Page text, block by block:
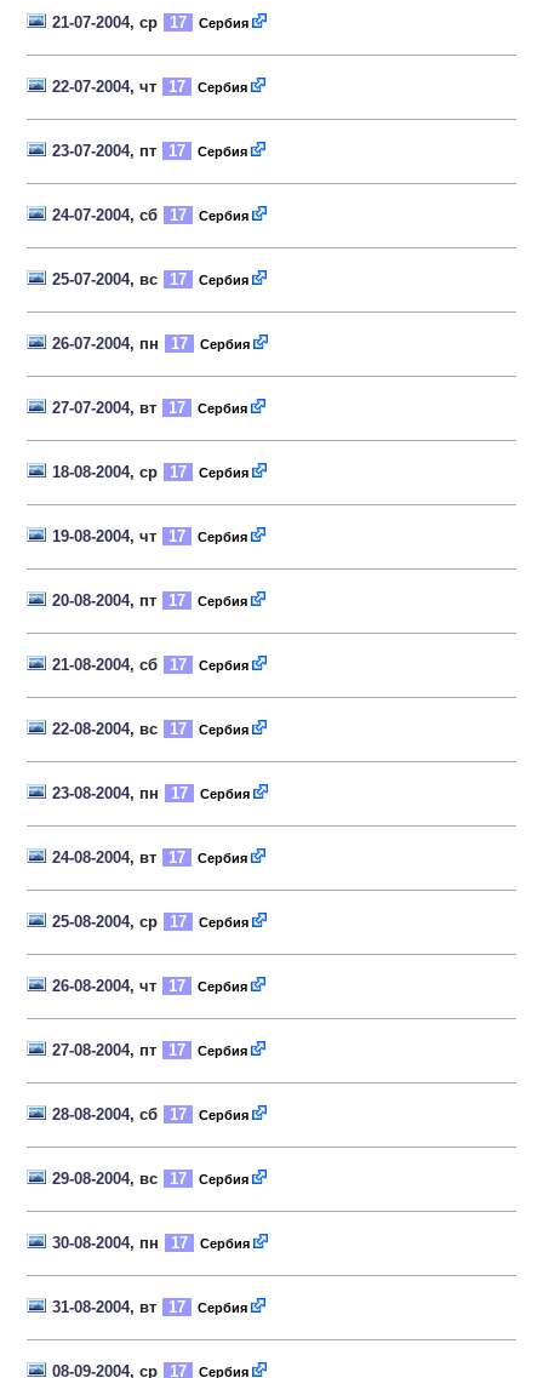
21-07-2004, ср 17 Сербия
22-07-2004, чт 17 Сербия
23-07-2004, пт 17 Сербия
24-07-2004, сб 17 Сербия
25-07-2004, вс 17 Сербия
26-07-2004, пн 17 Сербия
27-07-2004, вт 17 Сербия
18-08-2004, ср 17 Сербия
19-08-2004, чт 17 Сербия
20-08-2004, пт 17 Сербия
21-08-2004, сб 17 Сербия
22-08-2004, вс 17 Сербия
23-08-2004, пн 17 Сербия
24-08-2004, вт 17 Сербия
25-08-2004, ср 17 Сербия
26-08-2004, чт 17 Сербия
27-08-2004, пт 17 Сербия
28-08-2004, сб 17 Сербия
29-08-2004, вс 17 Сербия
30-08-2004, пн 17 Сербия
31-08-2004, вт 17 Сербия
08-09-2004, ср 17 Сербия